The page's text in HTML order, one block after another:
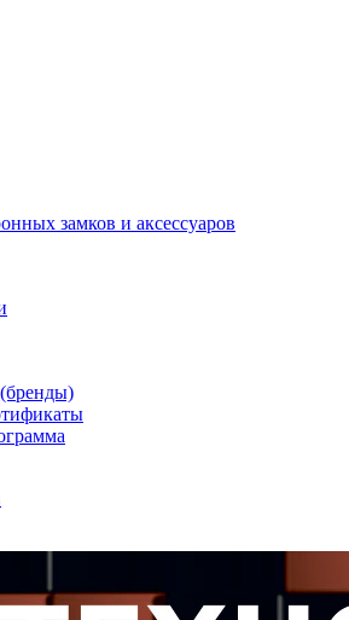
замков и аксессуаров